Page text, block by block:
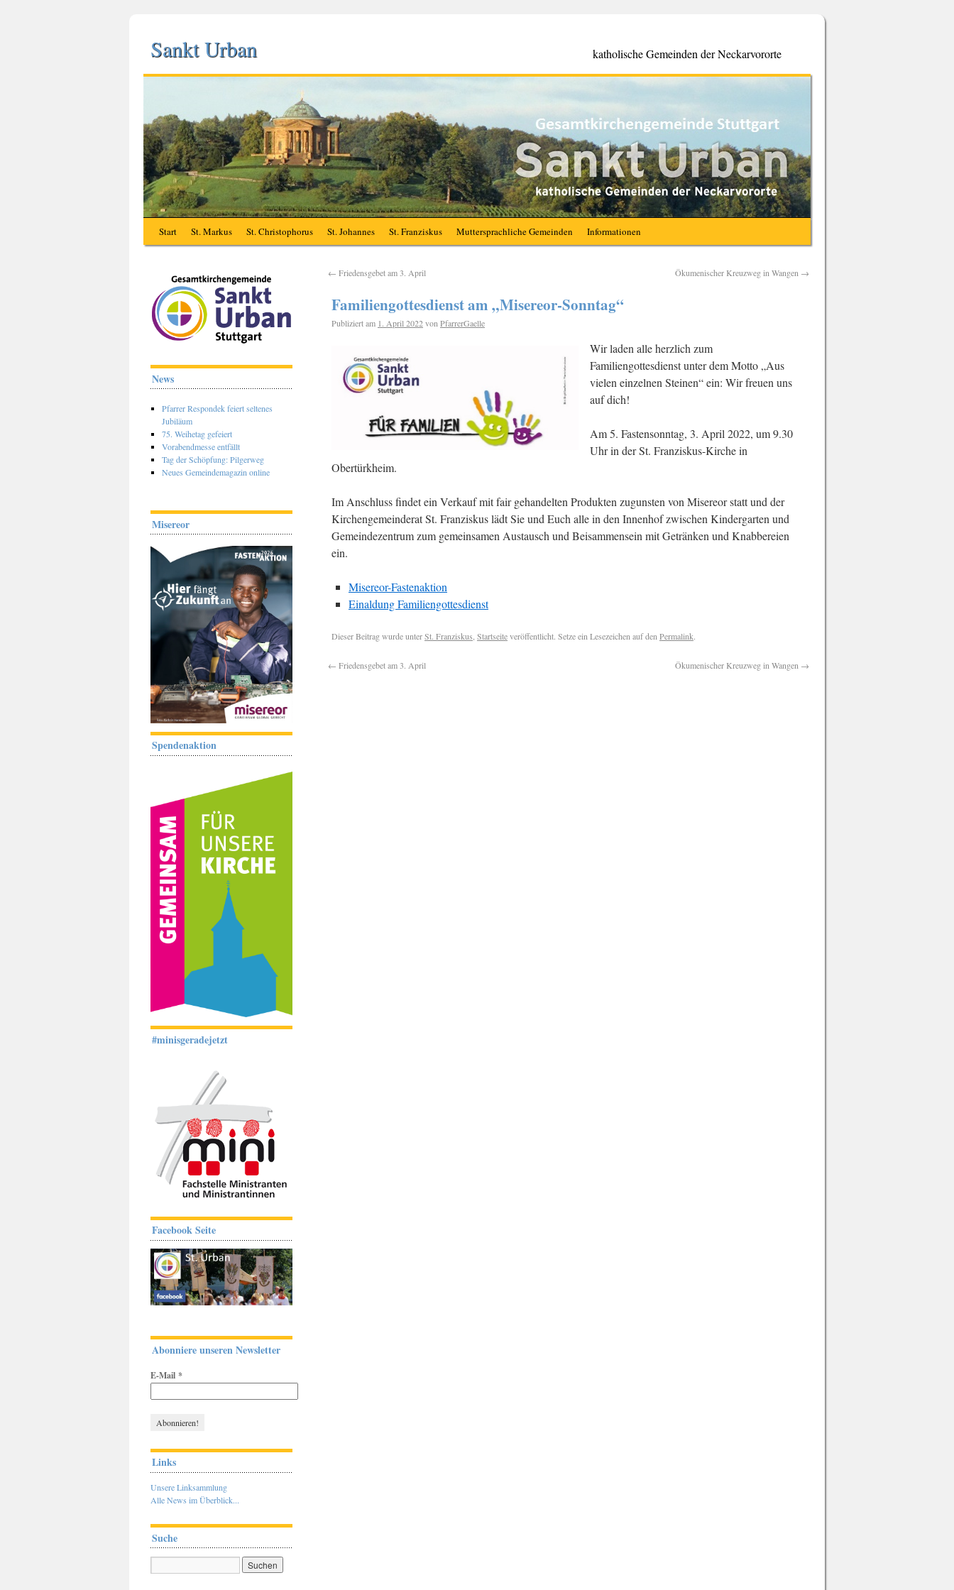
Sankt Urban katholische Gemeinden der Neckarvororte
Start St. Markus St. Christophorus St. Johannes St. Franziskus Muttersprachliche Gemeinden Informationen
← Friedensgebet am 3. April Ökumenischer Kreuzweg in Wangen →
Familiengottesdienst am „Misereor-Sonntag“
Publiziert am 1. April 2022von PfarrerGaelle
Wir laden alle herzlich zum
Familiengottesdienst unter dem Motto „Aus
vielen einzelnen Steinen“ ein: Wir freuen uns
auf dich!
Am 5. Fastensonntag, 3. April 2022, um 9.30
Uhr in der St. Franziskus-Kirche in
Obertürkheim.
Im Anschluss findet ein Verkauf mit fair gehandelten Produkten zugunsten von Misereor statt und der
Kirchengemeinderat St. Franziskus lädt Sie und Euch alle in den Innenhof zwischen Kindergarten und
Gemeindezentrum zum gemeinsamen Austausch und Beisammensein mit Getränken und Knabbereien
ein.
Misereor-Fastenaktion
Einaldung Familiengottesdienst
Dieser Beitrag wurde unterSt. Franziskus Startseiteveröffentlicht. Setze ein Lesezeichen auf den Permalink.
← Friedensgebet am 3. April Ökumenischer Kreuzweg in Wangen →
News
Pfarrer Respondek feiert seltenes
Jubiläum
75. Weihetag gefeiert
Vorabendmesse entfällt
Tag der Schöpfung: Pilgerweg
Neues Gemeindemagazin online
Misereor
Spendenaktion
#minisgeradejetzt
Facebook Seite
Abonniere unseren Newsletter
E-Mail *
Links
Unsere Linksammlung
Alle News im Überblick...
Suche